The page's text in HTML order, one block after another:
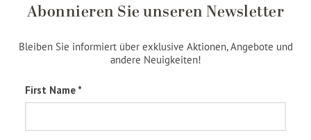
Abonnieren Sie unseren Newsletter
Bleiben Sie informiert über exklusive Aktionen, Angebote und
andere Neuigkeiten!